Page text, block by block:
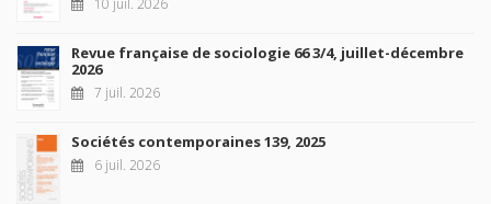
Revue française de sociologie 66 3/4, juillet-décembre
2026
7 juil. 2026
Sociétés contemporaines 139, 2025
6 juil. 2026